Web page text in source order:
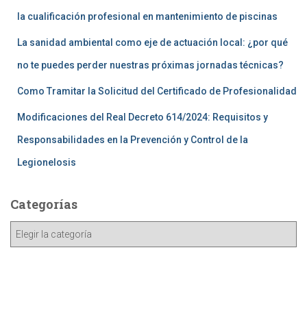
la cualificación profesional en mantenimiento de piscinas
La sanidad ambiental como eje de actuación local: ¿por qué
no te puedes perder nuestras próximas jornadas técnicas?
Como Tramitar la Solicitud del Certificado de Profesionalidad
Modificaciones del Real Decreto 614/2024: Requisitos y
Responsabilidades en la Prevención y Control de la
Legionelosis
Categorías